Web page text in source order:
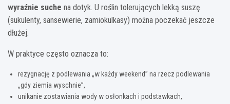
wyraźnie suche na dotyk. U roślin tolerujących lekką suszę
(sukulenty, sansewierie, zamiokulkasy) można poczekać jeszcze
dłużej.
W praktyce często oznacza to:
rezygnację z podlewania „w każdy weekend” na rzecz podlewania
„gdy ziemia wyschnie”,
unikanie zostawiania wody w osłonkach i podstawkach,